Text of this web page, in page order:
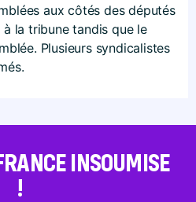
aux côtés des députés
la tribune tandis que le
Plusieurs syndicalistes
INSOUMISE
!